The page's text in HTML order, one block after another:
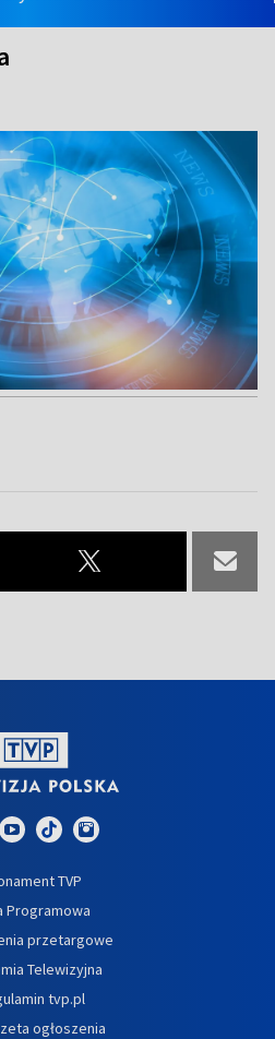
TVP
Programowa
przetargowe
Telewizyjna
tvp.pl
ogłoszenia